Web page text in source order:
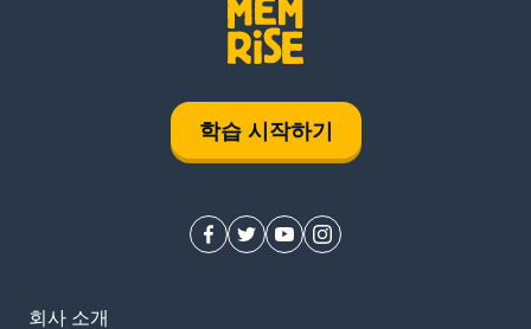
학습 시작하기
회사 소개